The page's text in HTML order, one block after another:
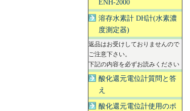
ENH-2000
溶存水素計 DH計(水素濃
度測定器)
返品はお受けしておりませんので
ご注意下さい。
下記の内容を必ずお読みください
酸化還元電位計質問と答
え
酸化還元電位計使用のポ